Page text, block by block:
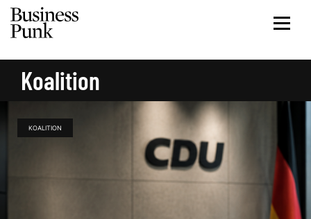
Koalition
KOALITION